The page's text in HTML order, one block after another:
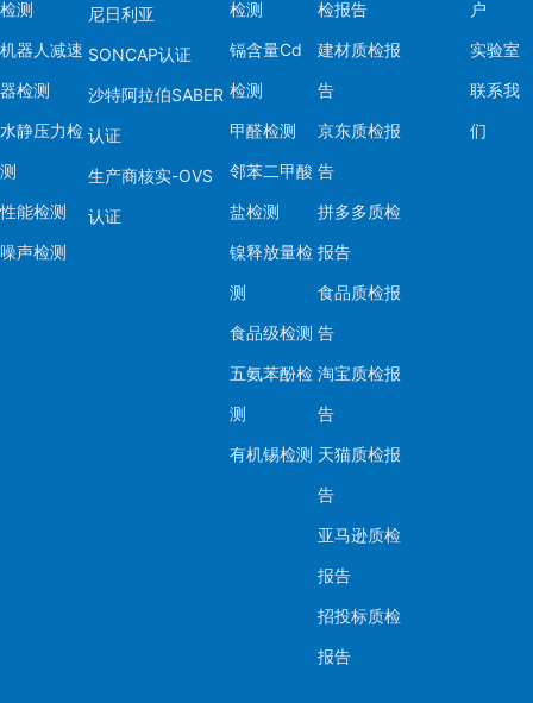
检测
机器人减速
器检测
水静压力检
测
性能检测
噪声检测
尼日利亚
SONCAP认证
沙特阿拉伯SABER
认证
生产商核实-OVS
认证
检测
镉含量Cd
检测
甲醛检测
邻苯二甲酸
盐检测
镍释放量检
测
食品级检测
五氨苯酚检
测
有机锡检测
检报告
建材质检报
告
京东质检报
告
拼多多质检
报告
食品质检报
告
淘宝质检报
告
天猫质检报
告
亚马逊质检
报告
招投标质检
报告
户
实验室
联系我
们